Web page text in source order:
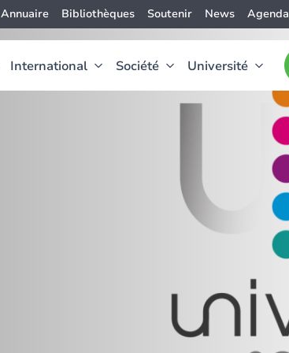
Annuaire Bibliothèques Soutenir News Agenda
International Société Université